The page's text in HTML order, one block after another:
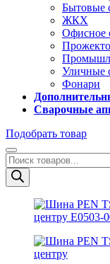
Бытовые
ЖКХ
Офисное
Уличные
Фонари
Сварочные
Подобрать товар
Поиск
товаров